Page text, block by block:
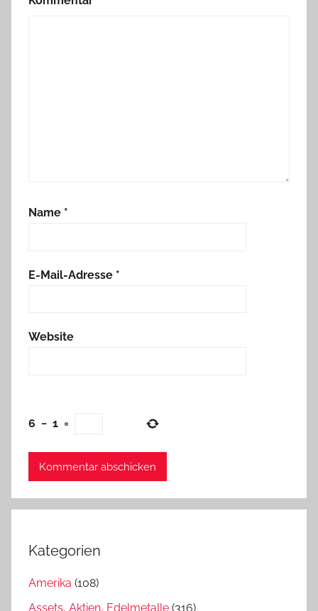
Name *
E-Mail-Adresse *
Website
6 − 1 =
Kategorien
Amerika (108)
Assets, Aktien, Edelmetalle (316)